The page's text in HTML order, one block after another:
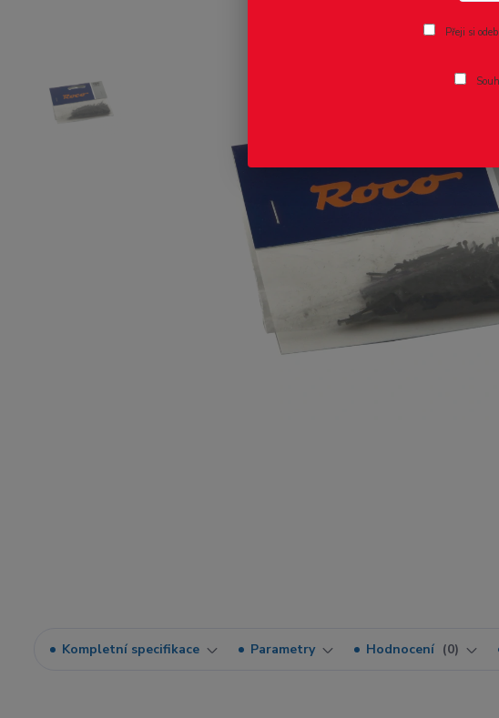
Kompletní specifikace Parametry Hodnocení 0
Přeji si